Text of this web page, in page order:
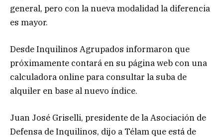
general, pero con la nueva modalidad la diferencia
es mayor.
Desde Inquilinos Agrupados informaron que
próximamente contará en su página web con una
calculadora online para consultar la suba de
alquiler en base al nuevo índice.
Juan José Griselli, presidente de la Asociación de
Defensa de Inquilinos, dijo a Télam que está de